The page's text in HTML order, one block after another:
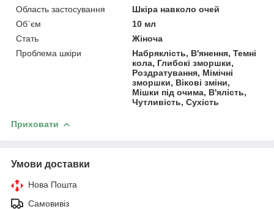
Область застосування
Шкіра навколо очей
Об`єм
10 мл
Стать
Жіноча
Проблема шкіри
Набряклість, В'янення, Темні
кола, Глибокі зморшки,
Роздратування, Мімічні
зморшки, Вікові зміни,
Мішки під очима, В'ялість,
Чутливість, Сухість
Приховати
Умови доставки
Нова Пошта
Самовивіз